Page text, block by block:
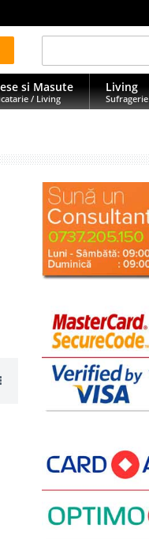
si Masute
/ Living
Living
Sufragerie